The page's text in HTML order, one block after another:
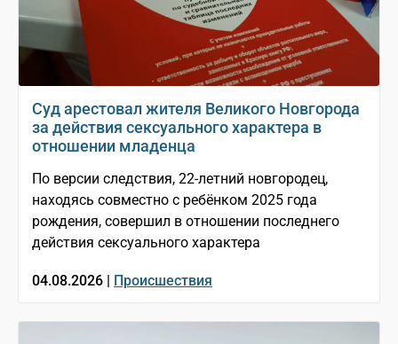
Суд арестовал жителя Великого Новгорода
за действия сексуального характера в
отношении младенца
По версии следствия, 22-летний новгородец,
находясь совместно с ребёнком 2025 года
рождения, совершил в отношении последнего
действия сексуального характера
04.08.2026 | Происшествия